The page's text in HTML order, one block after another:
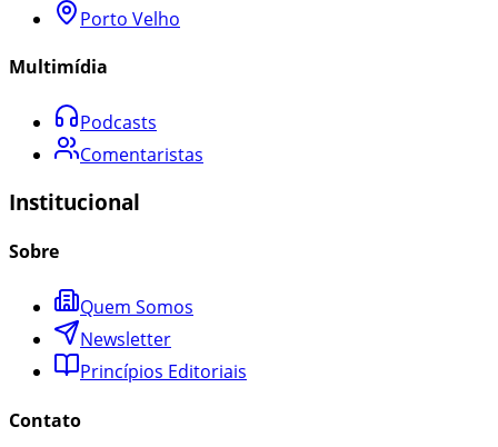
Porto Velho
Multimídia
Podcasts
Comentaristas
Institucional
Sobre
Quem Somos
Newsletter
Princípios Editoriais
Contato